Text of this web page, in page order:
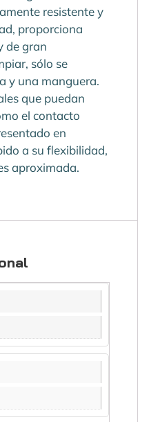
resistente y
proporciona
de gran
sólo se
y una manguera.
que puedan
el contacto
en
a su flexibilidad,
aproximada.